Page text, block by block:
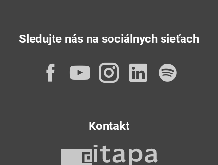
Sledujte nás na sociálnych sieťach
Facebook
YouTube
Instagram
Kontakt